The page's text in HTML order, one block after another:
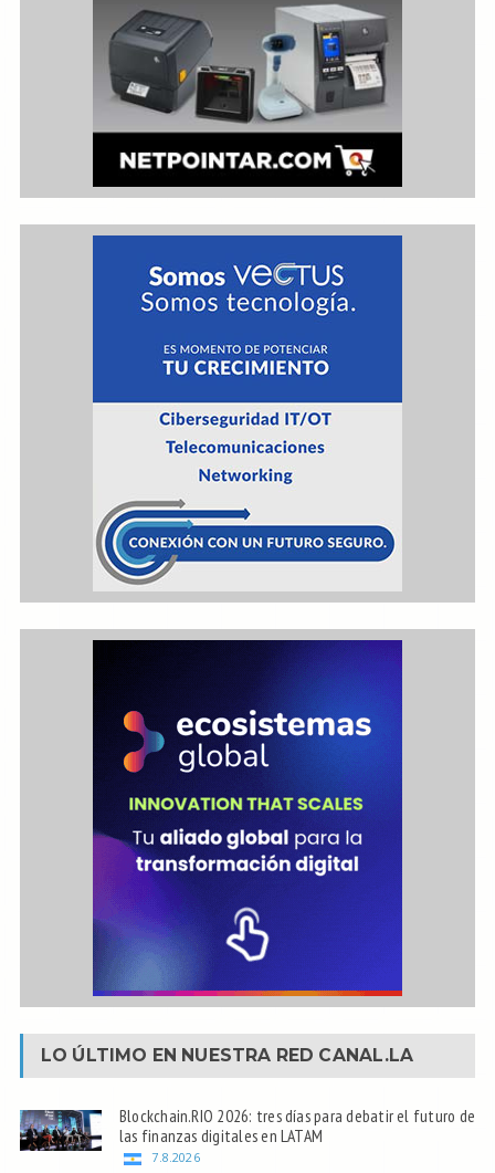
LO ÚLTIMO EN NUESTRA RED CANAL.LA
Blockchain.RIO 2026: tres días para debatir el futuro de
las finanzas digitales en LATAM
7.8.2026